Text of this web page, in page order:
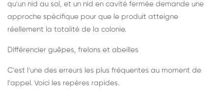
qu'un nid au sol, et un nid en cavité fermée demande une
approche spécifique pour que le produit atteigne
réellement la totalité de la colonie.
Différencier guêpes, frelons et abeilles
C'est l'une des erreurs les plus fréquentes au moment de
l'appel. Voici les repères rapides.